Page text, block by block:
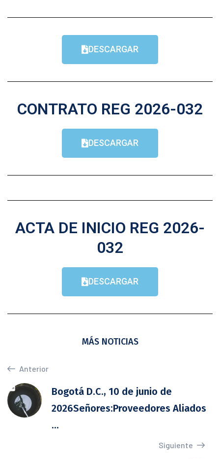
DESCARGAR
CONTRATO REG 2026-032
DESCARGAR
ACTA DE INICIO REG 2026-
032
DESCARGAR
MÁS NOTICIAS
Anterior
Bogotá D.C., 10 de junio de
2026Señores:Proveedores Aliados
...
Siguiente